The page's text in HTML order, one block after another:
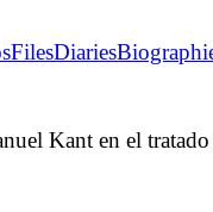
FilesDiaries
Kant en el